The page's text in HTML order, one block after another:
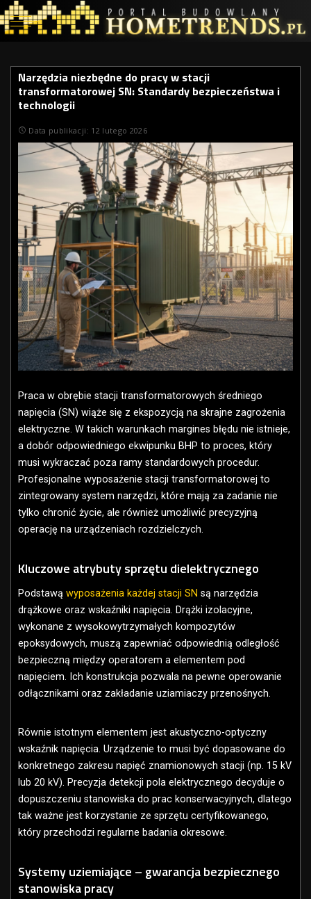
Narzędzia niezbędne do pracy w stacji
transformatorowej SN: Standardy bezpieczeństwa i
technologii
Data publikacji: 12 lutego 2026
Praca w obrębie stacji transformatorowych średniego
napięcia (SN) wiąże się z ekspozycją na skrajne zagrożenia
elektryczne. W takich warunkach margines błędu nie istnieje,
a dobór odpowiedniego ekwipunku BHP to proces, który
musi wykraczać poza ramy standardowych procedur.
Profesjonalne wyposażenie stacji transformatorowej to
zintegrowany system narzędzi, które mają za zadanie nie
tylko chronić życie, ale również umożliwić precyzyjną
operację na urządzeniach rozdzielczych.
Kluczowe atrybuty sprzętu dielektrycznego
Podstawą wyposażenia każdej stacji SN są narzędzia
drążkowe oraz wskaźniki napięcia. Drążki izolacyjne,
wykonane z wysokowytrzymałych kompozytów
epoksydowych, muszą zapewniać odpowiednią odległość
bezpieczną między operatorem a elementem pod
napięciem. Ich konstrukcja pozwala na pewne operowanie
odłącznikami oraz zakładanie uziamiaczy przenośnych.
Równie istotnym elementem jest akustyczno-optyczny
wskaźnik napięcia. Urządzenie to musi być dopasowane do
konkretnego zakresu napięć znamionowych stacji (np. 15 kV
lub 20 kV). Precyzja detekcji pola elektrycznego decyduje o
dopuszczeniu stanowiska do prac konserwacyjnych, dlatego
tak ważne jest korzystanie ze sprzętu certyfikowanego,
który przechodzi regularne badania okresowe.
Systemy uziemiające – gwarancja bezpiecznego
stanowiska pracy